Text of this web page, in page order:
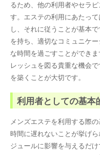
るため、他の利用者やセラ
す。エステの利用にあたっ
し、それに従うことが基本
を持ち、適切なコミュニケ
な時間を過ごすことができ
レッシュを図る貴重な機会
を築くことが大切です。
利用者としての基本
メンズエステを利用する際
時間に遅れないことが挙げ
ジュールに影響を与えるだ